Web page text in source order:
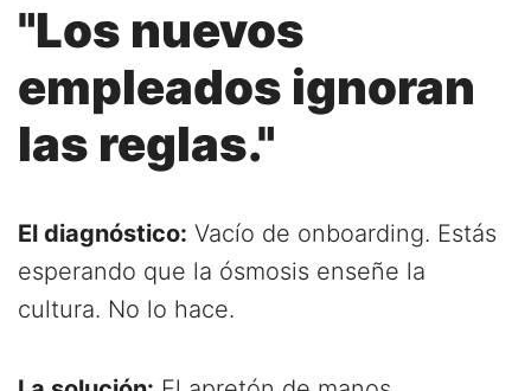
"Los nuevos
empleados ignoran
las reglas."
El diagnóstico: Vacío de onboarding. Estás
esperando que la ósmosis enseñe la
cultura. No lo hace.